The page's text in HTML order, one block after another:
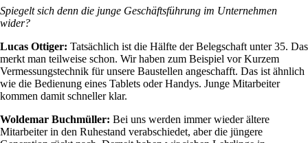
Spiegelt sich denn die junge Geschäftsführung im Unternehmen
wider?
Lucas Ottiger: Tatsächlich ist die Hälfte der Belegschaft unter 35. Das
merkt man teilweise schon. Wir haben zum Beispiel vor Kurzem
Vermessungstechnik für unsere Baustellen angeschafft. Das ist ähnlich
wie die Bedienung eines Tablets oder Handys. Junge Mitarbeiter
kommen damit schneller klar.
Woldemar Buchmüller: Bei uns werden immer wieder ältere
Mitarbeiter in den Ruhestand verabschiedet, aber die jüngere